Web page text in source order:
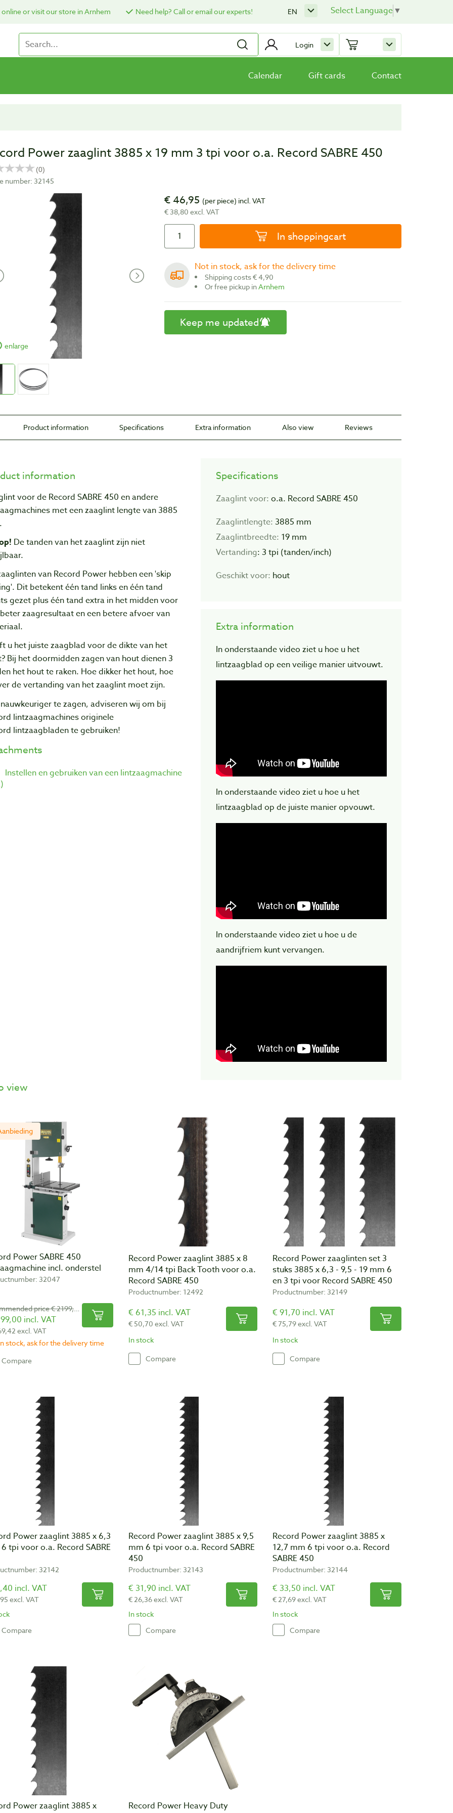
or visit our store in Arnhem Need help? Call or email our experts! Select Language▼
EN
Login
Calendar Gift cards Contact
Power zaaglint 3885 x 19 mm 3 tpi voor o.a. Record SABRE 450
number: 32145
enlarge
€ 46,95 (per piece) incl. VAT
€ 38,80 excl. VAT
In shoppingcart
Not in stock, ask for the delivery time
Shipping costs € 4,90
Or free pickup inArnhem
Keep me updated
Product information Specifications Extra information Also view Reviews
information
voor de Record SABRE 450 en andere
met een zaaglint lengte van 3885
De tanden van het zaaglint zijn niet
van Record Power hebben een 'skip
Dit betekent één tand links en één tand
gezet plus één tand extra in het midden voor
zaagresultaat en een betere afvoer van
u het juiste zaagblad voor de dikte van het
Bij het doormidden zagen van hout dienen 3
het hout te raken. Hoe dikker het hout, hoe
de vertanding van het zaaglint moet zijn.
te zagen, adviseren wij om bij
lintzaagmachines originele
lintzaagbladen te gebruiken!
Instellen en gebruiken van een lintzaagmachine
Specifications
Zaaglint voor: o.a. Record SABRE 450
Zaaglintlengte: 3885 mm
Zaaglintbreedte: 19 mm
Vertanding: 3 tpi (tanden/inch)
Geschikt voor: hout
Extra information
In onderstaande video ziet u hoe u het
lintzaagblad op een veilige manier uitvouwt.
In onderstaande video ziet u hoe u het
lintzaagblad op de juiste manier opvouwt.
In onderstaande video ziet u hoe u de
aandrijfriem kunt vervangen.
view
Power SABRE 450
incl. onderstel
32047
recommended price € 2199,00
incl. VAT
excl. VAT
stock, ask for the delivery time
Compare
Record Power zaaglint 3885 x 8
mm 4/14 tpi Back Tooth voor o.a.
Record SABRE 450
Productnumber: 12492
€ 61,35 incl. VAT
€ 50,70 excl. VAT
In stock
Compare
Record Power zaaglinten set 3
stuks 3885 x 6,3 - 9,5 - 19 mm 6
en 3 tpi voor Record SABRE 450
Productnumber: 32149
€ 91,70 incl. VAT
€ 75,79 excl. VAT
In stock
Compare
Power zaaglint 3885 x 6,3
tpi voor o.a. Record SABRE
32142
incl. VAT
excl. VAT
Compare
Record Power zaaglint 3885 x 9,5
mm 6 tpi voor o.a. Record SABRE
450
Productnumber: 32143
€ 31,90 incl. VAT
€ 26,36 excl. VAT
In stock
Compare
Record Power zaaglint 3885 x
12,7 mm 6 tpi voor o.a. Record
SABRE 450
Productnumber: 32144
€ 33,50 incl. VAT
€ 27,69 excl. VAT
In stock
Compare
Power zaaglint 3885 x
Record Power Heavy Duty